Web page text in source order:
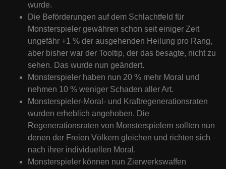
wurde.
Die Beförderungen auf dem Schlachtfeld für
Monsterspieler gewähren schon seit einiger Zeit
ungefähr +1 % der ausgehenden Heilung pro Rang,
aber bisher war der Tooltip, der das besagte, nicht zu
sehen. Das wurde nun geändert.
Monsterspieler haben nun 20 % mehr Moral und
nehmen 10 % weniger Schaden aller Art.
Monsterspieler-Moral- und Kraftregenerationsraten
wurden erheblich angehoben. Die
Regenerationsraten von Monsterspielern sollten nun
denen der Freien Völkern gleichen und richten sich
nach ihrer individuellen Moral.
Monsterspieler können nun Zierwerkswaffen